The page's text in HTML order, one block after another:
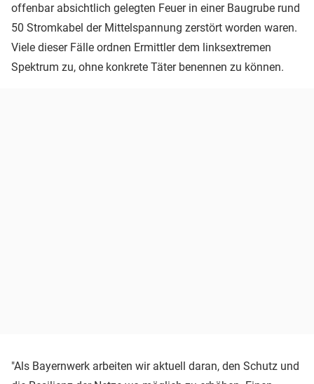
offenbar absichtlich gelegten Feuer in einer Baugrube rund
50 Stromkabel der Mittelspannung zerstört worden waren.
Viele dieser Fälle ordnen Ermittler dem linksextremen
Spektrum zu, ohne konkrete Täter benennen zu können.
"Als Bayernwerk arbeiten wir aktuell daran, den Schutz und